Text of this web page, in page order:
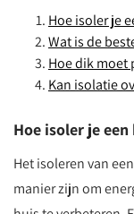
Hoe isoler je
Wat is de
Hoe dik moet
Kan isolatie
Hoe isoler je
Het isoleren van
manier zijn om